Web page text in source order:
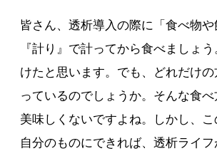
皆さん、透析導入の際に「食べ物
『計り』で計ってから食べましょ
けたと思います。でも、どれだけ
っているのでしょうか。そんな食
美味しくないですよね。しかし、
自分のものにできれば、透析ライ